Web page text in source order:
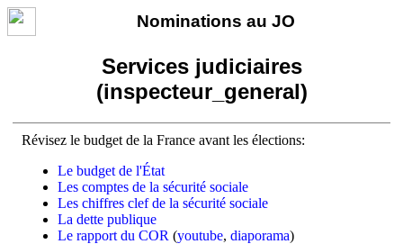
Nominations au JO
Services judiciaires
(inspecteur_general)
Révisez le budget de la France avant les élections:
Le budget de l'État
Les comptes de la sécurité sociale
Les chiffres clef de la sécurité sociale
La dette publique
Le rapport du COR (youtube, diaporama)